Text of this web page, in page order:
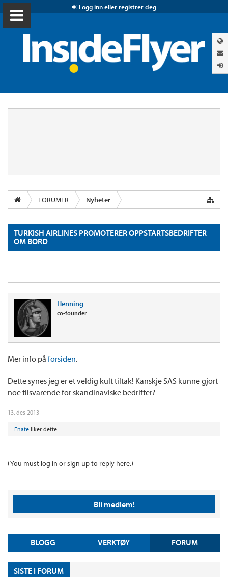
Logg inn eller registrer deg
FORUMER Nyheter
TURKISH AIRLINES PROMOTERER OPPSTARTSBEDRIFTER
OM BORD
Henning
co-founder
Mer info på forsiden.
Dette synes jeg er et veldig kult tiltak! Kanskje SAS kunne gjort
noe tilsvarende for skandinaviske bedrifter?
13. des 2013
Fnate liker dette
(You must log in or sign up to reply here.)
Bli medlem!
BLOGG VERKTØY FORUM
SISTE I FORUM